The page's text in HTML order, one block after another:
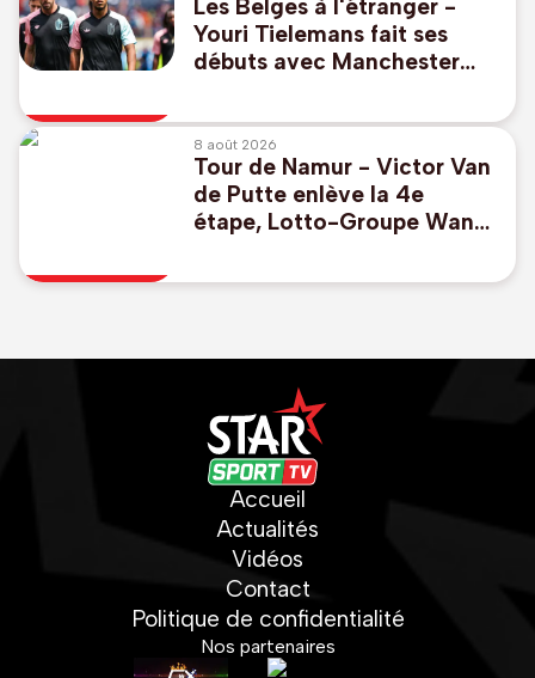
Les Belges à l'étranger -
Youri Tielemans fait ses
débuts avec Manchester
amical face au PSG
8 août 2026
Tour de Namur - Victor Van
de Putte enlève la 4e
étape, Lotto-Groupe Wanty
Accueil
Actualités
Vidéos
Contact
Politique de confidentialité
Nos partenaires